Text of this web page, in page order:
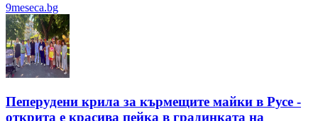
9meseca.bg
Пеперудени крила за кърмещите майки в Русе -
открита е красива пейка в градинката на